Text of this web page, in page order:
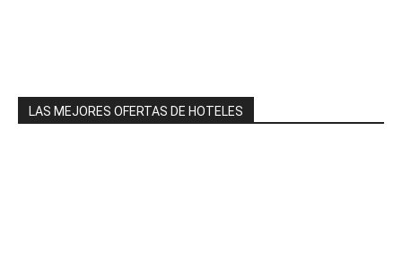
LAS MEJORES OFERTAS DE HOTELES